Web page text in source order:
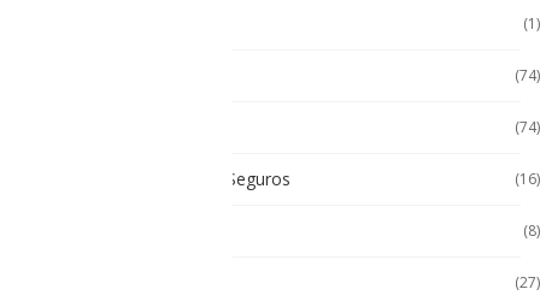
(1)
(74)
(74)
Celulares Intrínsecamente Seguros (16)
(8)
(27)